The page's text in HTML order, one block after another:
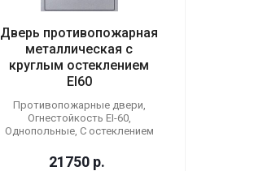
Дверь противопожарная
металлическая с
круглым остеклением
EI60
Противопожарные двери,
Огнестойкость EI-60,
Однопольные, С остеклением
21750 р.